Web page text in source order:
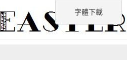
字體下載